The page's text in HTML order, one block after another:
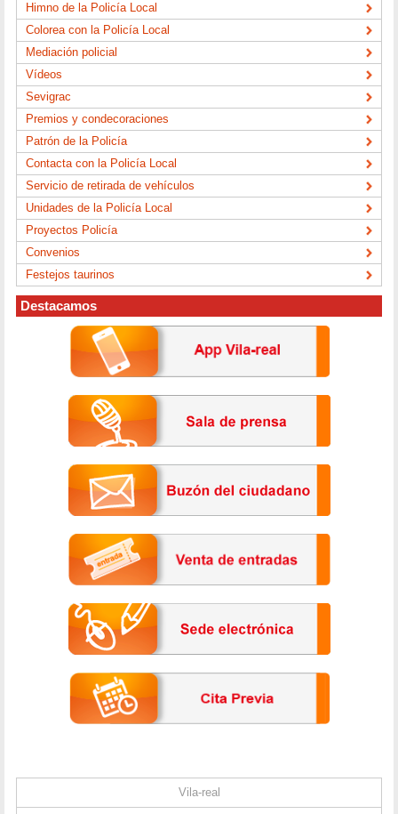
Himno de la Policía Local
Colorea con la Policía Local
Mediación policial
Vídeos
Sevigrac
Premios y condecoraciones
Patrón de la Policía
Contacta con la Policía Local
Servicio de retirada de vehículos
Unidades de la Policía Local
Proyectos Policía
Convenios
Festejos taurinos
Destacamos
Vila-real